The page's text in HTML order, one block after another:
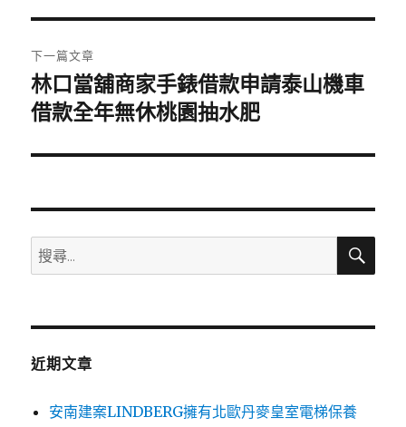
覽
文
章:
下一篇文章
下
一
文
林口當舖商家手錶借款申請泰山機車
借款全年無休桃園抽水肥
搜
尋
鍵
搜
近期文章
安南建案LINDBERG擁有北歐丹麥皇室電梯保養